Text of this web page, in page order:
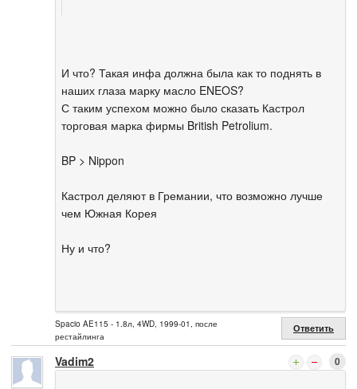
И что? Такая инфа должна была как то поднять в
наших глаза марку масло ENEOS?
С таким успехом можно было сказать Кастрол
торговая марка фирмы British Petrolium.
BP > Nippon
Кастрол деляют в Гремании, что возможно лучше
чем Южная Корея
Ну и что?
Spacio AE115 - 1.8л, 4WD, 1999-01, после
рестайлинга
Ответить
Vadim2 0